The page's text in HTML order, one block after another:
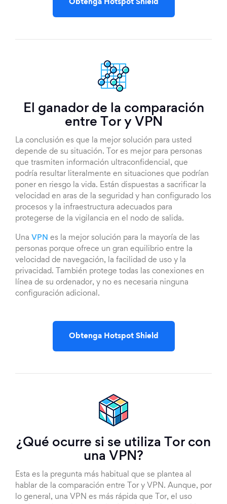
Obtenga Hotspot Shield
El ganador de la comparación
entre Tor y VPN
La conclusión es que la mejor solución para usted
depende de su situación. Tor es mejor para personas
que trasmiten información ultraconfidencial, que
podría resultar literalmente en situaciones que podrían
poner en riesgo la vida. Están dispuestas a sacrificar la
velocidad en aras de la seguridad y han configurado los
procesos y la infraestructura adecuados para
protegerse de la vigilancia en el nodo de salida.
Una VPN es la mejor solución para la mayoría de las
personas porque ofrece un gran equilibrio entre la
velocidad de navegación, la facilidad de uso y la
privacidad. También protege todas las conexiones en
línea de su ordenador, y no es necesaria ninguna
configuración adicional.
Obtenga Hotspot Shield
¿Qué ocurre si se utiliza Tor con
una VPN?
Esta es la pregunta más habitual que se plantea al
hablar de la comparación entre Tor y VPN. Aunque, por
lo general, una VPN es más rápida que Tor, el uso